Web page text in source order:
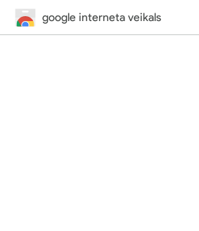
google interneta veikals